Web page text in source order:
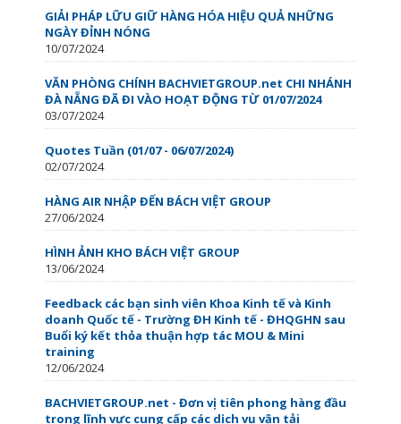
GIẢI PHÁP LỮU GIỮ HÀNG HÓA HIỆU QUẢ NHỮNG
NGÀY ĐỈNH NÓNG
10/07/2024
VĂN PHÒNG CHÍNH BACHVIETGROUP.net CHI NHÁNH
ĐÀ NẴNG ĐÃ ĐI VÀO HOẠT ĐỘNG TỪ 01/07/2024
03/07/2024
Quotes Tuần (01/07 - 06/07/2024)
02/07/2024
HÀNG AIR NHẬP ĐẾN BÁCH VIỆT GROUP
27/06/2024
HÌNH ẢNH KHO BÁCH VIỆT GROUP
13/06/2024
Feedback các bạn sinh viên Khoa Kinh tế và Kinh
doanh Quốc tế - Trường ĐH Kinh tế - ĐHQGHN sau
Buổi ký kết thỏa thuận hợp tác MOU & Mini
training
12/06/2024
BACHVIETGROUP.net - Đơn vị tiên phong hàng đầu
trong lĩnh vực cung cấp các dịch vụ vận tải